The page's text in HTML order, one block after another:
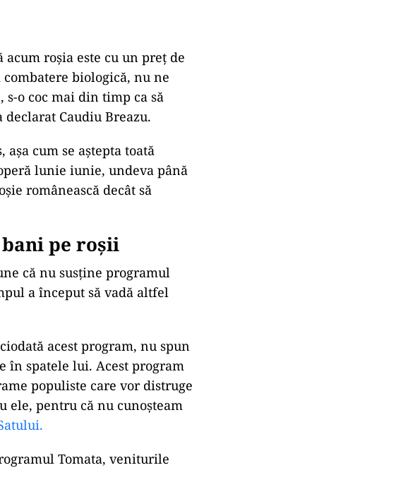
roșia este cu un preț de
biologică, nu ne
o coc mai din timp ca să
Caudiu Breazu.
cum se aștepta toată
lunie iunie, undeva până
românească decât să
pe roșii
că nu susține programul
a început să vadă altfel
acest program, nu spun
în spatele lui. Acest program
populiste care vor distruge
ele, pentru că nu cunoșteam
Tomata, veniturile